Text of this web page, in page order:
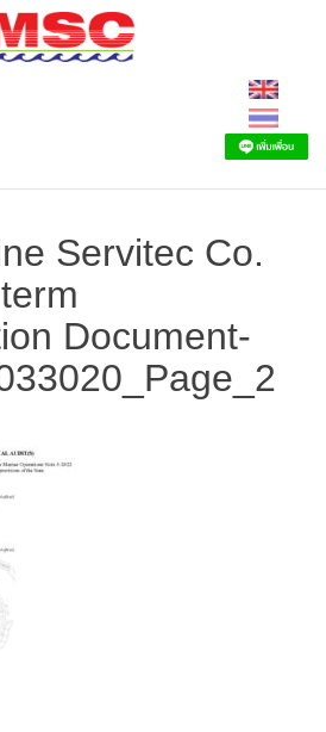
Servitec Co.
Document-